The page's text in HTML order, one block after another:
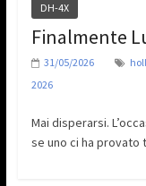
DH-4X
Finalmente
31/05/2026 holl
2026
Mai disperarsi.
se uno ci ha provato